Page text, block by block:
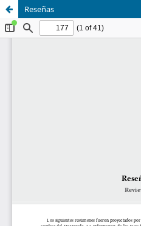
Reseñas